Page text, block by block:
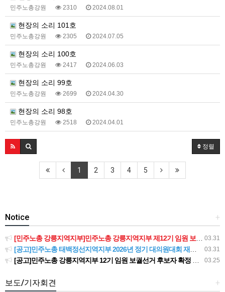
민주노총강원 2310 2024.08.01
현장의 소리 101호
민주노총강원 2305 2024.07.05
현장의 소리 100호
민주노총강원 2417 2024.06.03
현장의 소리 99호
민주노총강원 2699 2024.04.30
현장의 소리 98호
민주노총강원 2518 2024.04.01
정렬
1 2 3 4 5
+
Notice
03.31
[민주노총 강릉지역지부]민주노총 강릉지역지부 제12기 임원 보궐선거결과 공고
03.31
[공고]민주노총 태백정선지역지부 2026년 정기 대의원대회 재소집 건
03.25
[공고]민주노총 강릉지역지부 12기 임원 보궐선거 후보자 확정 공고
+
보도/기자회견